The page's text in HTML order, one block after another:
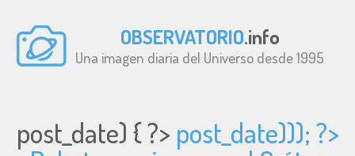
OBSERVATORIO.info
Una imagen diaria del Universo desde 1995
post_date) { ?> post_date))); ?>